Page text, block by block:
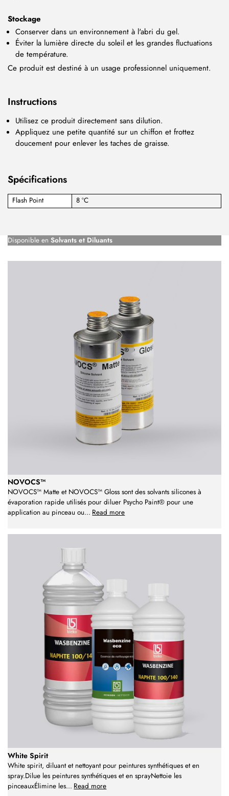
Stockage
Conserver dans un environnement à l'abri du gel.
Éviter la lumière directe du soleil et les grandes fluctuations
de température.
Ce produit est destiné à un usage professionnel uniquement.
Instructions
Utilisez ce produit directement sans dilution.
Appliquez une petite quantité sur un chiffon et frottez
doucement pour enlever les taches de graisse.
Spécifications
Flash Point 8 ºC
Disponible en Solvants et Diluants
NOVOCS™
NOVOCS™ Matte et NOVOCS™ Gloss sont des solvants silicones à
évaporation rapide utilisés pour diluer Psycho Paint® pour une
application au pinceau ou... Read more
White Spirit
White spirit, diluant et nettoyant pour peintures synthétiques et en
spray.Dilue les peintures synthétiques et en sprayNettoie les
pinceauxÉlimine les... Read more